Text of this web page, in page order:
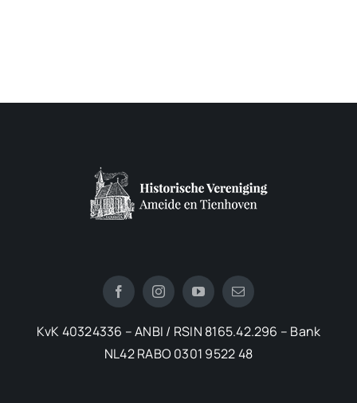
KvK 40324336 – ANBI / RSIN 8165.42.296 – Bank
NL42 RABO 0301 9522 48